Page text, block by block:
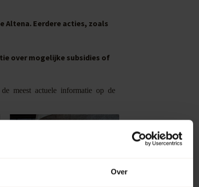
Over
Altena. Eerdere acties, zoals
over mogelijke subsidies of
meest actuele informatie op de